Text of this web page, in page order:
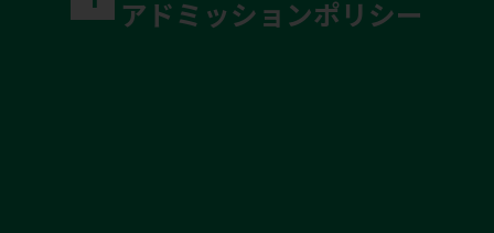
アドミッションポリシー